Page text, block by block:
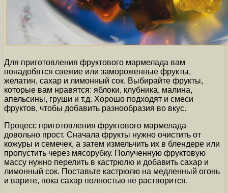
Для приготовления фруктового мармелада вам
понадобятся свежие или замороженные фрукты,
желатин, сахар и лимонный сок. Выбирайте фрукты,
которые вам нравятся: яблоки, клубника, малина,
апельсины, груши и т.д. Хорошо подходят и смеси
фруктов, чтобы добавить разнообразия во вкус.
Процесс приготовления фруктового мармелада
довольно прост. Сначала фрукты нужно очистить от
кожуры и семечек, а затем измельчить их в блендере или
пропустить через мясорубку. Полученную фруктовую
массу нужно перелить в кастрюлю и добавить сахар и
лимонный сок. Поставьте кастрюлю на медленный огонь
и варите, пока сахар полностью не растворится.